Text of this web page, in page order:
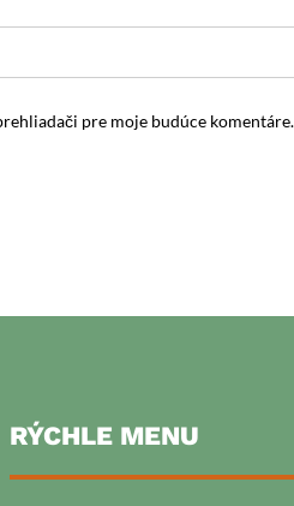
pre moje budúce komentáre.
RÝCHLE MENU